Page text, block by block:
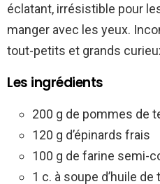
éclatant, irrésistible pour
manger avec les yeux.
tout-petits et grands
Les ingrédients
200 g de pommes de
120 g d’épinards frais
100 g de farine semi-
1 c. à soupe d’huile